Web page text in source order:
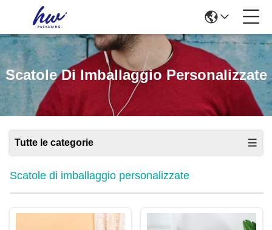
Scatole Di Imballaggio Personalizzate
Tutte le categorie
Scatole di imballaggio personalizzate